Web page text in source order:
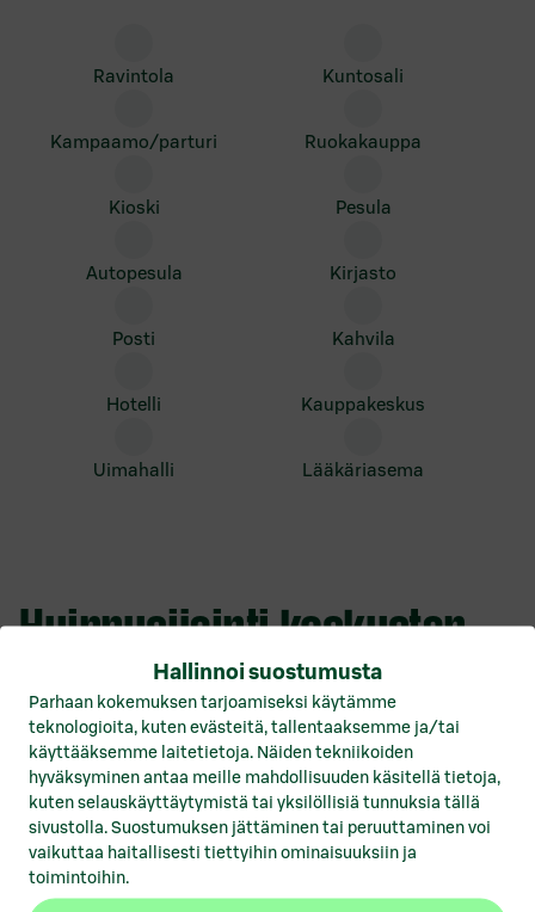
Hallinnoi suostumusta
Parhaan kokemuksen tarjoamiseksi käytämme
teknologioita, kuten evästeitä, tallentaaksemme ja/tai
käyttääksemme laitetietoja. Näiden tekniikoiden
hyväksyminen antaa meille mahdollisuuden käsitellä tietoja,
kuten selauskäyttäytymistä tai yksilöllisiä tunnuksia tällä
sivustolla. Suostumuksen jättäminen tai peruuttaminen voi
vaikuttaa haitallisesti tiettyihin ominaisuuksiin ja
toimintoihin.
ravintola kuntosali
kampaamo/parturi ruokakauppa
kioski pesula
autopesula kirjasto
posti kahvila
hotelli kauppakeskus
uimahalli lääkäriasema
Huippusijainti keskustan
ytimessä
Kiinteistö sijaitsee hyvällä paikalla Mikkelin
keskustassa lähellä kaikkea. Keskustan kattavat
palvelut, satama sekä perinteikäs Mikkelin tori ovat
aivan käden ulottuvilla. Mikkelin Matkakeskus ja
rautatieasema ovat lyhyen kävelymatkan päässä.
Porrassalmenkatu 23:een saavut helposti myös